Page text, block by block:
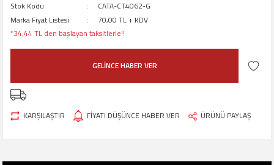
Stok Kodu
CATA-CT4062-G
Marka Fiyat Listesi
70,00 TL + KDV
*34,44 TL den başlayan taksitlerle!!
GELİNCE HABER VER
KARŞILAŞTIR FİYATI DÜŞÜNCE HABER VER ÜRÜNÜ PAYLAŞ